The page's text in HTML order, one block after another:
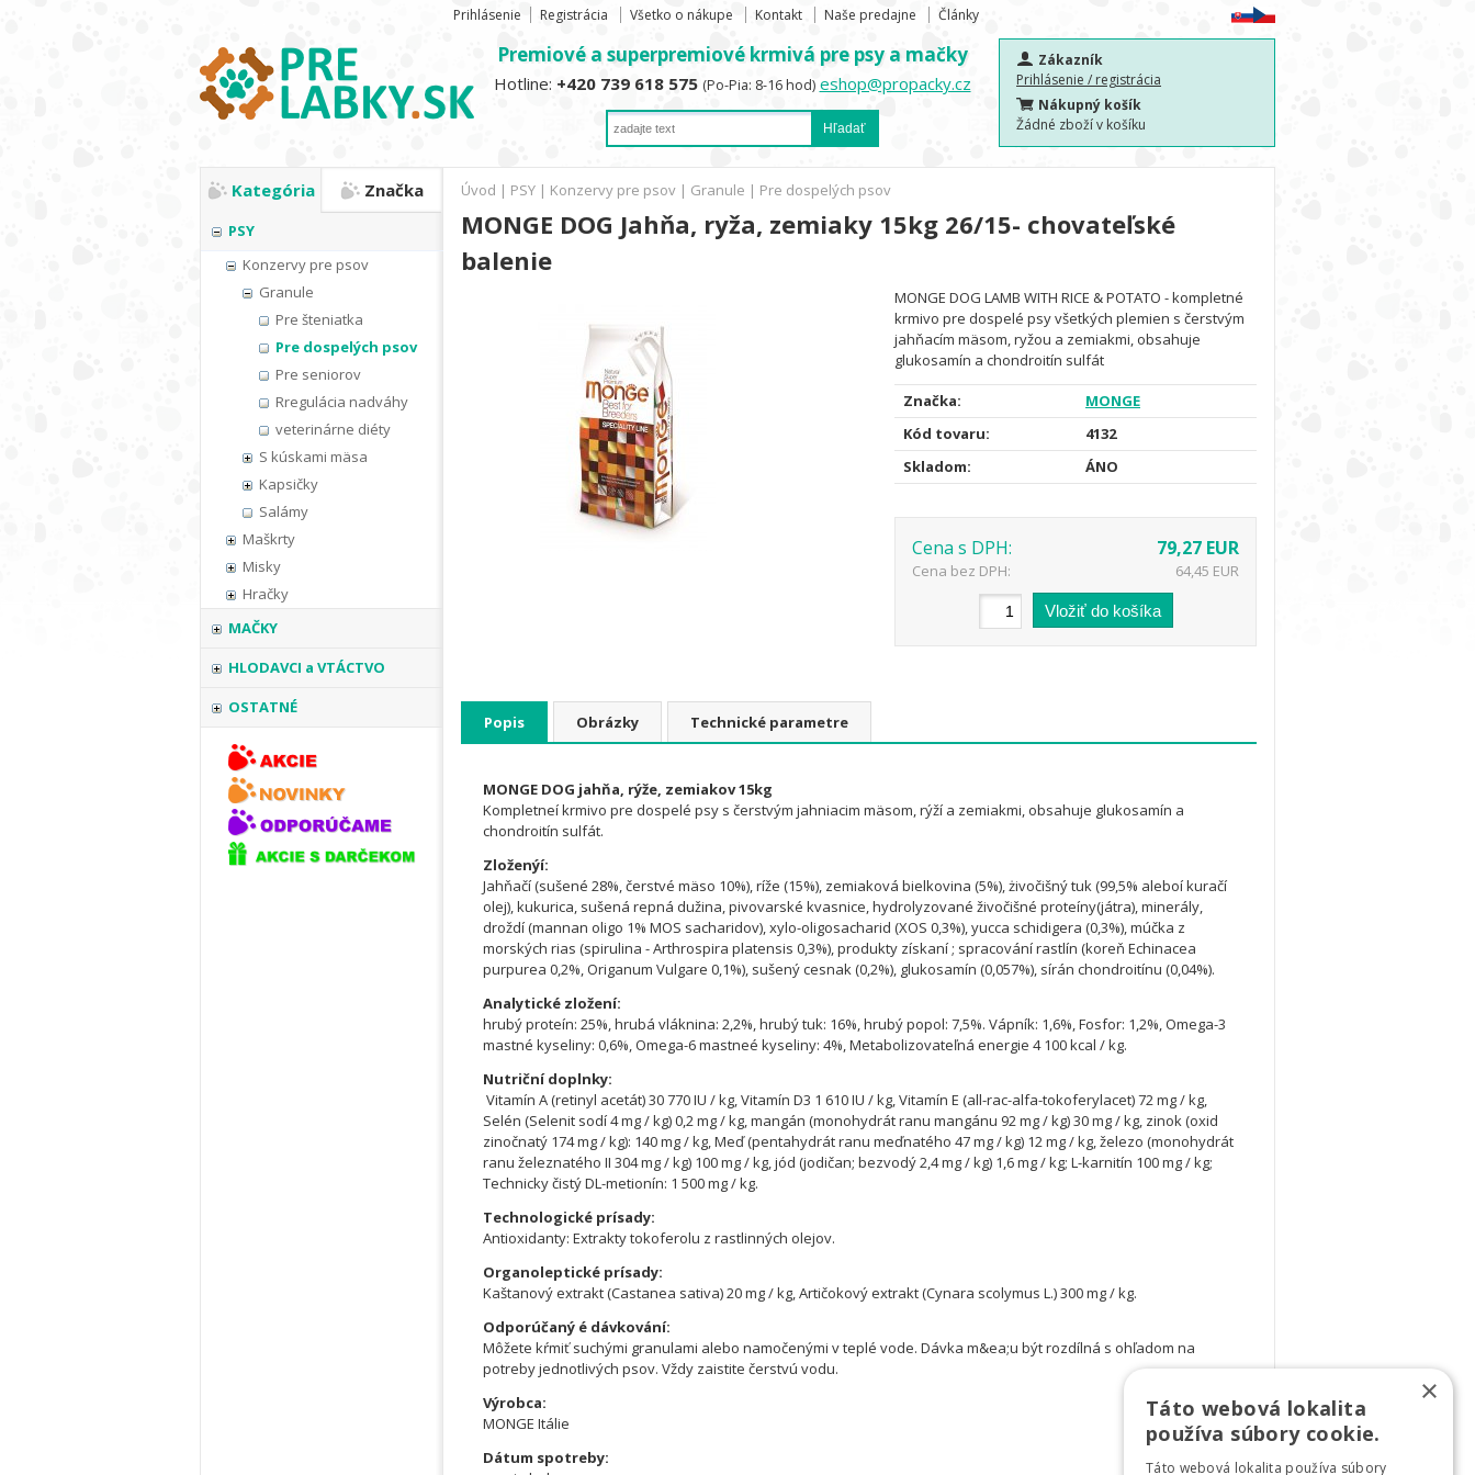
Prihlásenie Registrácia Všetko o nákupe Kontakt Naše predajne Články
Premiové a superpremiové krmivá pre psy a mačky
Hotline: +420 739 618 575 (Po-Pia: 8-16 hod) eshop@propacky.cz
Zákazník
Prihlásenie / registrácia
Nákupný košík
Žádné zboží v košíku
Kategória Značka
PSY
Konzervy pre psov
Granule
Pre šteniatka
Pre dospelých psov
Pre seniorov
Rregulácia nadváhy
veterinárne diéty
S kúskami mäsa
Kapsičky
Salámy
Maškrty
Misky
Hračky
MAČKY
HLODAVCI a VTÁCTVO
OSTATNÉ
Úvod | PSY | Konzervy pre psov | Granule | Pre dospelých psov
MONGE DOG Jahňa, ryža, zemiaky 15kg 26/15- chovateľské
balenie
MONGE DOG LAMB WITH RICE & POTATO - kompletné
krmivo pre dospelé psy všetkých plemien s čerstvým
jahňacím mäsom, ryžou a zemiakmi, obsahuje
glukosamín a chondroitín sulfát
Značka:
MONGE
Kód tovaru:
4132
Skladom:
ÁNO
Cena s DPH: 79,27 EUR
Cena bez DPH: 64,45 EUR
Popis Obrázky Technické parametre
MONGE DOG jahňa, rýže, zemiakov 15kg
Kompletneí krmivo pre dospelé psy s čerstvým jahniacim mäsom, rýží a zemiakmi, obsahuje glukosamín a
chondroitín sulfát.
Zloženýí:
Jahňačí (sušené 28%, čerstvé mäso 10%), ríže (15%), zemiaková bielkovina (5%), żivočišný tuk (99,5% aleboí kuračí
olej), kukurica, sušená repná dužina, pivovarské kvasnice, hydrolyzované živočišné proteíny(játra), minerály,
droždí (mannan oligo 1% MOS sacharidov), xylo-oligosacharid (XOS 0,3%), yucca schidigera (0,3%), múčka z
morských rias (spirulina - Arthrospira platensis 0,3%), produkty získaní ; spracování rastlín (koreň Echinacea
purpurea 0,2%, Origanum Vulgare 0,1%), sušený cesnak (0,2%), glukosamín (0,057%), sírán chondroitínu (0,04%).
Analytické zložení:
hrubý proteín: 25%, hrubá vláknina: 2,2%, hrubý tuk: 16%, hrubý popol: 7,5%. Vápník: 1,6%, Fosfor: 1,2%, Omega-3
mastné kyseliny: 0,6%, Omega-6 mastneé kyseliny: 4%, Metabolizovateľná energie 4 100 kcal / kg.
Nutriční doplnky:
Vitamín A (retinyl acetát) 30 770 IU / kg, Vitamín D3 1 610 IU / kg, Vitamín E (all-rac-alfa-tokoferylacet) 72 mg / kg,
Selén (Selenit sodí 4 mg / kg) 0,2 mg / kg, mangán (monohydrát ranu mangánu 92 mg / kg) 30 mg / kg, zinok (oxid
zinočnatý 174 mg / kg): 140 mg / kg, Meď (pentahydrát ranu meďnatého 47 mg / kg) 12 mg / kg, železo (monohydrát
ranu železnatého II 304 mg / kg) 100 mg / kg, jód (jodičan; bezvodý 2,4 mg / kg) 1,6 mg / kg; L-karnitín 100 mg / kg;
Technicky čistý DL-metionín: 1 500 mg / kg.
Technologické prísady:
Antioxidanty: Extrakty tokoferolu z rastlinných olejov.
Organoleptické prísady:
Kaštanový extrakt (Castanea sativa) 20 mg / kg, Artičokový extrakt (Cynara scolymus L.) 300 mg / kg.
Odporúčaný é dávkování:
Môžete kŕmiť suchými granulami alebo namočenými v teplé vode. Dávka m&ea;u být rozdílná s ohľadom na
potreby jednotlivých psov. Vždy zaistite čerstvú vodu.
Výrobca:
MONGE Itálie
Dátum spotreby:
×
Táto webová lokalita
používa súbory cookie.
Táto webová lokalita používa súbory